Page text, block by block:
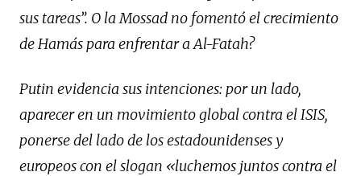
sus tareas”. O la Mossad no fomentó el crecimiento
de Hamás para enfrentar a Al-Fatah?
Putin evidencia sus intenciones: por un lado,
aparecer en un movimiento global contra el ISIS,
ponerse del lado de los estadounidenses y
europeos con el slogan «luchemos juntos contra el